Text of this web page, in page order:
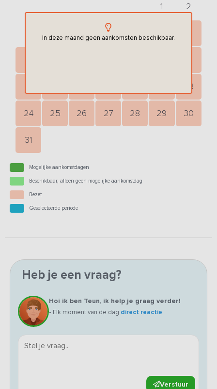
1 2
5 6 8
23
24 25 26 27 28 29 30
31
In deze maand geen aankomsten beschikbaar.
Mogelijke aankomstdagen
Beschikbaar, alleen geen mogelijke aankomstdag
Bezet
Geselecteerde periode
Heb je een vraag?
Hoi ik ben Teun, ik help je graag verder!
• Elk moment van de dag direct reactie
Verstuur